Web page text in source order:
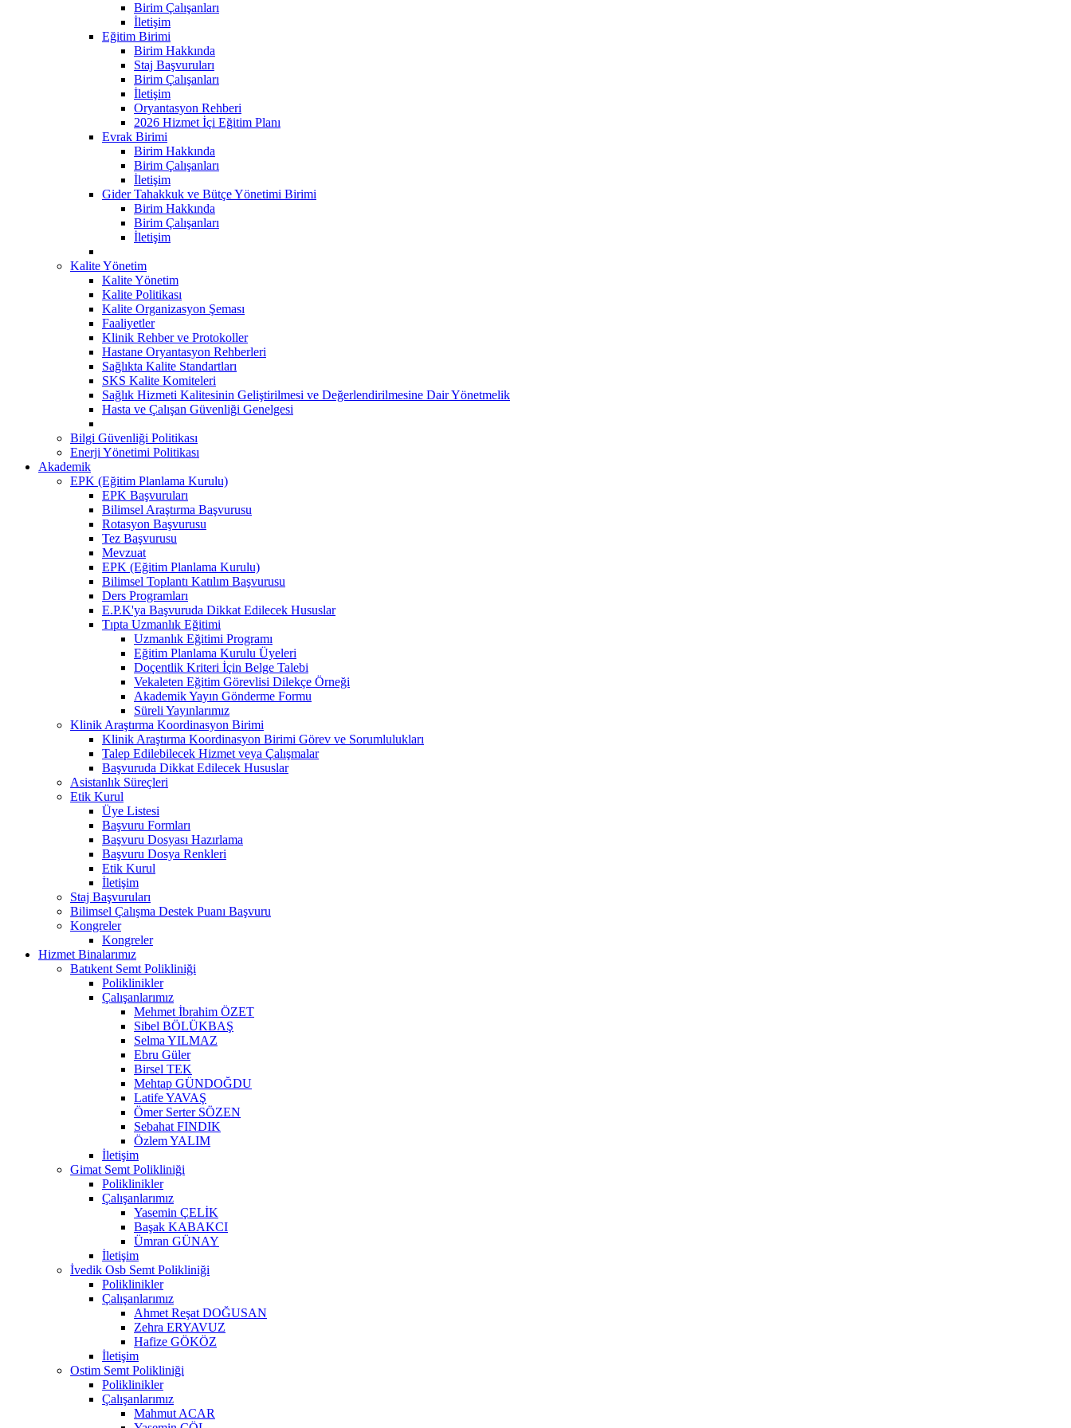
Birim Çalışanları
İletişim
Eğitim Birimi
Birim Hakkında
Staj Başvuruları
Birim Çalışanları
İletişim
Oryantasyon Rehberi
2026 Hizmet İçi Eğitim Planı
Evrak Birimi
Birim Hakkında
Birim Çalışanları
İletişim
Gider Tahakkuk ve Bütçe Yönetimi Birimi
Birim Hakkında
Birim Çalışanları
İletişim
Kalite Yönetim
Kalite Yönetim
Kalite Politikası
Kalite Organizasyon Şeması
Faaliyetler
Klinik Rehber ve Protokoller
Hastane Oryantasyon Rehberleri
Sağlıkta Kalite Standartları
SKS Kalite Komiteleri
Sağlık Hizmeti Kalitesinin Geliştirilmesi ve Değerlendirilmesine Dair Yönetmelik
Hasta ve Çalışan Güvenliği Genelgesi
Bilgi Güvenliği Politikası
Enerji Yönetimi Politikası
Akademik
EPK (Eğitim Planlama Kurulu)
EPK Başvuruları
Bilimsel Araştırma Başvurusu
Rotasyon Başvurusu
Tez Başvurusu
Mevzuat
EPK (Eğitim Planlama Kurulu)
Bilimsel Toplantı Katılım Başvurusu
Ders Programları
E.P.K'ya Başvuruda Dikkat Edilecek Hususlar
Tıpta Uzmanlık Eğitimi
Uzmanlık Eğitimi Programı
Eğitim Planlama Kurulu Üyeleri
Doçentlik Kriteri İçin Belge Talebi
Vekaleten Eğitim Görevlisi Dilekçe Örneği
Akademik Yayın Gönderme Formu
Süreli Yayınlarımız
Klinik Araştırma Koordinasyon Birimi
Klinik Araştırma Koordinasyon Birimi Görev ve Sorumlulukları
Talep Edilebilecek Hizmet veya Çalışmalar
Başvuruda Dikkat Edilecek Hususlar
Asistanlık Süreçleri
Etik Kurul
Üye Listesi
Başvuru Formları
Başvuru Dosyası Hazırlama
Başvuru Dosya Renkleri
Etik Kurul
İletişim
Staj Başvuruları
Bilimsel Çalışma Destek Puanı Başvuru
Kongreler
Kongreler
Hizmet Binalarımız
Batıkent Semt Polikliniği
Poliklinikler
Çalışanlarımız
Mehmet İbrahim ÖZET
Sibel BÖLÜKBAŞ
Selma YILMAZ
Ebru Güler
Birsel TEK
Mehtap GÜNDOĞDU
Latife YAVAŞ
Ömer Serter SÖZEN
Sebahat FINDIK
Özlem YALIM
İletişim
Gimat Semt Polikliniği
Poliklinikler
Çalışanlarımız
Yasemin ÇELİK
Başak KABAKCI
Ümran GÜNAY
İletişim
İvedik Osb Semt Polikliniği
Poliklinikler
Çalışanlarımız
Ahmet Reşat DOĞUSAN
Zehra ERYAVUZ
Hafize GÖKÖZ
İletişim
Ostim Semt Polikliniği
Poliklinikler
Çalışanlarımız
Mahmut ACAR